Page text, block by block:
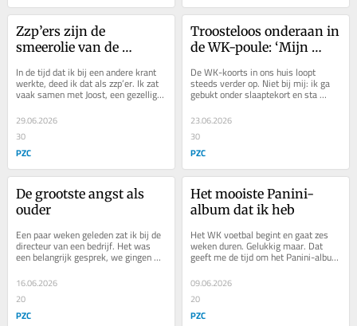
Zzp’ers zijn de
smeerolie van de
In de tijd dat ik bij een andere krant
werkte, deed ik dat als zzp’er. Ik zat
vaak samen met Joost, een gezellige,
groot uitgevallen Rotterdammer...
29.06.2026
30
PZC
Troosteloos onderaan in
de WK-poule: ‘Mijn
De WK-koorts in ons huis loopt
steeds verder op. Niet bij mij: ik ga
gebukt onder slaaptekort en sta
troosteloos laatste in de WK-poule.
Om het nog...
23.06.2026
30
PZC
De grootste angst als
ouder
Een paar weken geleden zat ik bij de
directeur van een bedrijf. Het was
een belangrijk gesprek, we gingen
een project doen samen, maar hij
was er met...
16.06.2026
20
PZC
Het mooiste Panini-
album dat ik heb
Het WK voetbal begint en gaat zes
weken duren. Gelukkig maar. Dat
geeft me de tijd om het Panini-album
vol te krijgen. Daar moeten deze keer
niet...
09.06.2026
20
PZC